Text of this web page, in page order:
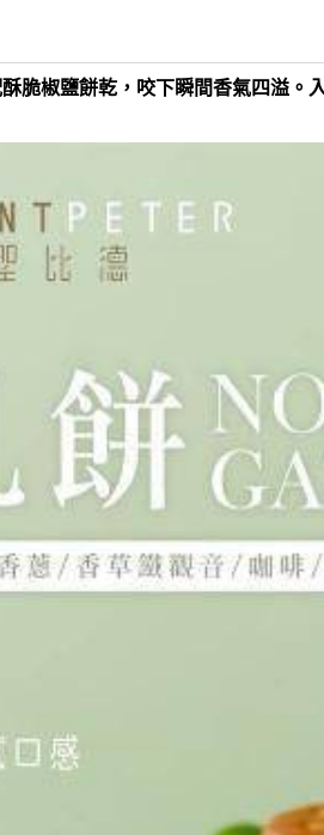
脆椒鹽餅乾，咬下瞬間香氣四溢。